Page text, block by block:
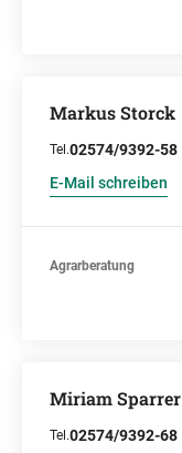
Markus Storck
Tel.02574/9392-58
E-Mail schreiben
Agrarberatung
Miriam Sparrer
Tel.02574/9392-68